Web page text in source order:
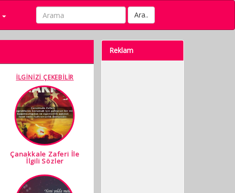
Ara..
İLGİNİZİ ÇEKEBİLİR
Çanakkale Zaferi İle
İlgili Sözler
Reklam